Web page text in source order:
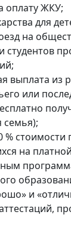
оплату ЖКУ;
для
на
студентов
выплата из
или
семья);
% стоимости
на
и